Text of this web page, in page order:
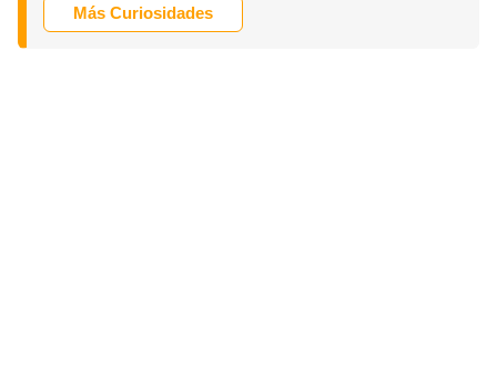
Más Curiosidades